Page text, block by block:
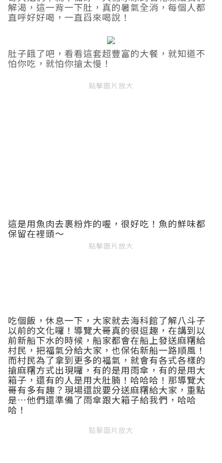
解渴，這一背一下肚，真的暑氣全消，每個人都
直呼好好喝，一直舀來喝說！
肚子餓了吧，看看這套超豐富的大餐，就知道不
怕你吃，就怕你搶太慢！
點擊圖片放大
這是用魚肉去裹粉炸的喔，很好吃！魚的鮮味都
保留在裡頭～
點擊圖片放大
吃個飯，休息一下，大家就去海科館了解八斗子
以前的文化囉！導覽大哥真的很逗趣，在講到以
前新船下水的時候，船家都會在船上發送麻糬給
村民，把福氣分給大家，也保佑新船一路順風！
而村民為了拿到更多的福氣，就會有各式各樣的
搶麻糬方式出現囉，有的是用雨傘，有的是用大
箱子，還有的人是用大肚腩！哈哈哈！那導覽大
哥有多有趣？現場還說要分送麻糬給大家，重點
是…他們還準備了雨傘跟大箱子給我們，哈哈
哈！
點擊圖片放大